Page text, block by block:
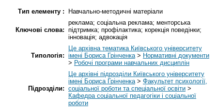
Тип елементу : Навчально-методичні матеріали
Ключові слова:
реклама; соціальна реклама; менторська
підтримка; профілактика; корекція поведінки;
інновація; адвокація
Типологія:
Це архівна тематика Київського університету
імені Бориса Грінченка> Нормативні документи
> Робочі програми навчальних дисциплін
Підрозділи:
Це архівні підрозділи Київського університету
імені Бориса Грінченка> Факультет психології,
соціальної роботи та спеціальної освіти >
Кафедра соціальної педагогіки і соціальної
роботи